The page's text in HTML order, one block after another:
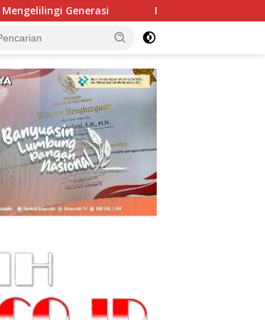
Menteri Kehutanan Resmikan Pusat